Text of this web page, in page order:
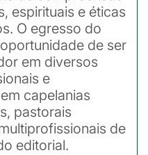
espirituais e éticas
O egresso do
de ser
em diversos
e
capelanias
pastorais
de
editorial.